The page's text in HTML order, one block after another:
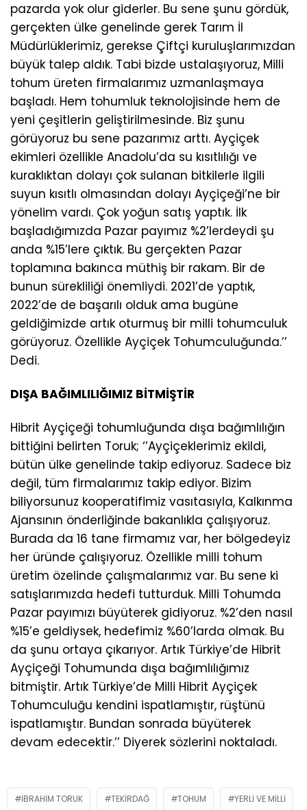
pazarda yok olur giderler. Bu sene şunu gördük,
gerçekten ülke genelinde gerek Tarım İl
Müdürlüklerimiz, gerekse Çiftçi kuruluşlarımızdan
büyük talep aldık. Tabi bizde ustalaşıyoruz, Milli
tohum üreten firmalarımız uzmanlaşmaya
başladı. Hem tohumluk teknolojisinde hem de
yeni çeşitlerin geliştirilmesinde. Biz şunu
görüyoruz bu sene pazarımız arttı. Ayçiçek
ekimleri özellikle Anadolu’da su kısıtlılığı ve
kuraklıktan dolayı çok sulanan bitkilerle ilgili
suyun kısıtlı olmasından dolayı Ayçiçeği’ne bir
yönelim vardı. Çok yoğun satış yaptık. İlk
başladığımızda Pazar payımız %2’lerdeydi şu
anda %15’lere çıktık. Bu gerçekten Pazar
toplamına bakınca müthiş bir rakam. Bir de
bunun sürekliliği önemliydi. 2021’de yaptık,
2022’de de başarılı olduk ama bugüne
geldiğimizde artık oturmuş bir milli tohumculuk
görüyoruz. Özellikle Ayçiçek Tohumculuğunda.’’
Dedi.
DIŞA BAĞIMLILIĞIMIZ BİTMİŞTİR
Hibrit Ayçiçeği tohumluğunda dışa bağımlılığın
bittiğini belirten Toruk; ‘’Ayçiçeklerimiz ekildi,
bütün ülke genelinde takip ediyoruz. Sadece biz
değil, tüm firmalarımız takip ediyor. Bizim
biliyorsunuz kooperatifimiz vasıtasıyla, Kalkınma
Ajansının önderliğinde bakanlıkla çalışıyoruz.
Burada da 16 tane firmamız var, her bölgedeyiz
her üründe çalışıyoruz. Özellikle milli tohum
üretim özelinde çalışmalarımız var. Bu sene ki
satışlarımızda hedefi tutturduk. Milli Tohumda
Pazar payımızı büyüterek gidiyoruz. %2’den nasıl
%15’e geldiysek, hedefimiz %60’larda olmak. Bu
da şunu ortaya çıkarıyor. Artık Türkiye’de Hibrit
Ayçiçeği Tohumunda dışa bağımlılığımız
bitmiştir. Artık Türkiye’de Milli Hibrit Ayçiçek
Tohumculuğu kendini ispatlamıştır, rüştünü
ispatlamıştır. Bundan sonrada büyüterek
devam edecektir.’’ Diyerek sözlerini noktaladı.
IBRAHIM TORUK TEKIRDAĞ TOHUM YERLI VE MILLI